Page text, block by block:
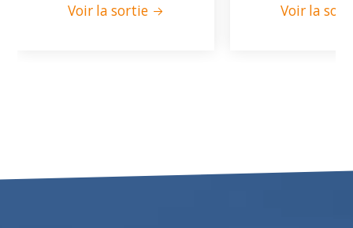
Voir la sortie Voir la